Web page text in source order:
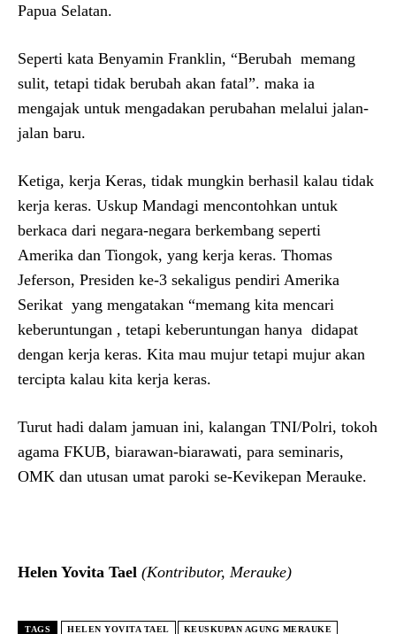
Papua Selatan.
Seperti kata Benyamin Franklin, “Berubah memang
sulit, tetapi tidak berubah akan fatal”. maka ia
mengajak untuk mengadakan perubahan melalui jalan-
jalan baru.
Ketiga, kerja Keras, tidak mungkin berhasil kalau tidak
kerja keras. Uskup Mandagi mencontohkan untuk
berkaca dari negara-negara berkembang seperti
Amerika dan Tiongok, yang kerja keras. Thomas
Jeferson, Presiden ke-3 sekaligus pendiri Amerika
Serikat yang mengatakan “memang kita mencari
keberuntungan , tetapi keberuntungan hanya didapat
dengan kerja keras. Kita mau mujur tetapi mujur akan
tercipta kalau kita kerja keras.
Turut hadi dalam jamuan ini, kalangan TNI/Polri, tokoh
agama FKUB, biarawan-biarawati, para seminaris,
OMK dan utusan umat paroki se-Kevikepan Merauke.
Helen Yovita Tael (Kontributor, Merauke)
TAGS HELEN YOVITA TAEL KEUSKUPAN AGUNG MERAUKE